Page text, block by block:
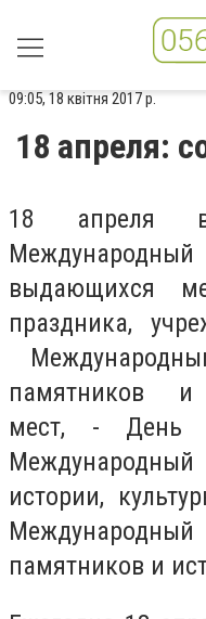
09:05, 18 квітня 2017 р.
18 апреля:
18 апреля в
выдающихся
праздника,
памятников и
мест, - День
истории,
памятников и